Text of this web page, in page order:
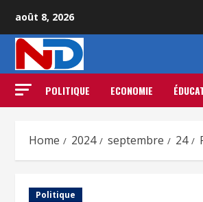
août 8, 2026
POLITIQUE ECONOMIE
Home 2024 septembre 24
Politique